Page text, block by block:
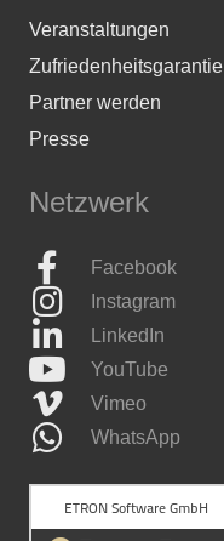
Veranstaltungen
Zufriedenheitsgarantie
Partner werden
Presse
Netzwerk
Facebook
Instagram
LinkedIn
YouTube
Vimeo
WhatsApp